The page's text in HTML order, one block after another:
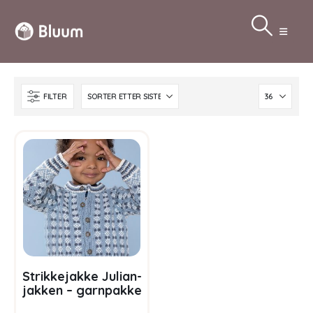
FILTER
Strikkejakke Julian-
jakken – garnpakke